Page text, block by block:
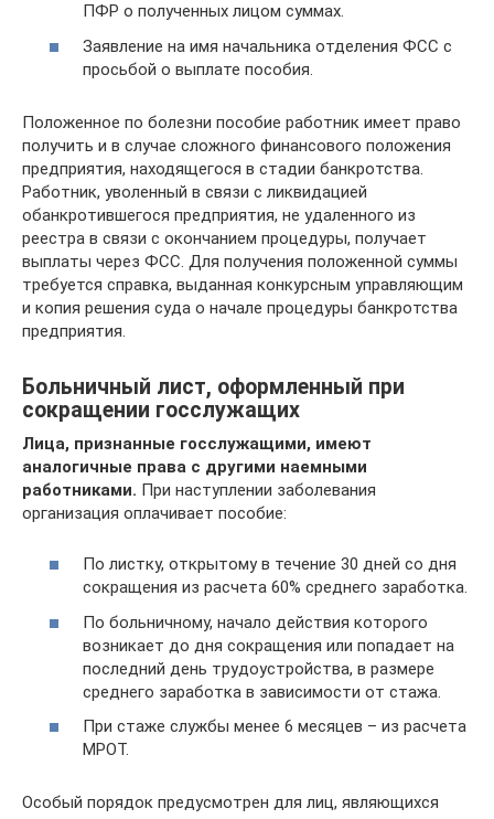
ПФР о полученных лицом суммах.
Заявление на имя начальника отделения ФСС с
просьбой о выплате пособия.
Положенное по болезни пособие работник имеет право
получить и в случае сложного финансового положения
предприятия, находящегося в стадии банкротства.
Работник, уволенный в связи с ликвидацией
обанкротившегося предприятия, не удаленного из
реестра в связи с окончанием процедуры, получает
выплаты через ФСС. Для получения положенной суммы
требуется справка, выданная конкурсным управляющим
и копия решения суда о начале процедуры банкротства
предприятия.
Больничный лист, оформленный при
сокращении госслужащих
Лица, признанные госслужащими, имеют
аналогичные права с другими наемными
работниками. При наступлении заболевания
организация оплачивает пособие:
По листку, открытому в течение 30 дней со дня
сокращения из расчета 60% среднего заработка.
По больничному, начало действия которого
возникает до дня сокращения или попадает на
последний день трудоустройства, в размере
среднего заработка в зависимости от стажа.
При стаже службы менее 6 месяцев – из расчета
МРОТ.
Особый порядок предусмотрен для лиц, являющихся